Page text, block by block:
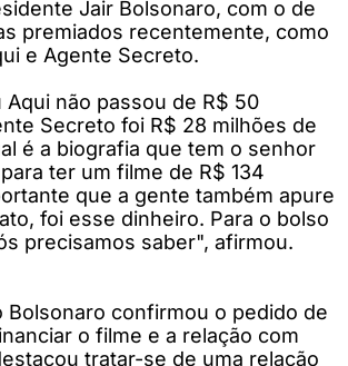
Jair Bolsonaro, com o de
premiados recentemente, como
e Agente Secreto.
Aqui não passou de R$ 50
Secreto foi R$ 28 milhões de
é a biografia que tem o senhor
ter um filme de R$ 134
que a gente também apure
foi esse dinheiro. Para o bolso
precisamos saber", afirmou.
Bolsonaro confirmou o pedido de
o filme e a relação com
tratar-se de uma relação